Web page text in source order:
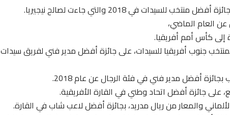
في 2018 والتي جاءت لصالح نيجيريا.
عن العام الماضي،
إلى كأس أمم أفريقيا.
جنوب أفريقيا للسيدات، على جائزة أفضل مدير فني لفريق سيدات
أفضل مدير فني في فئة الرجال عن عام 2018.
على جائزة أفضل اتحاد وطني في القارة الأفريقية.
والمعار من ريال مدريد، بجائزة أفضل لاعب شاب في القارة.